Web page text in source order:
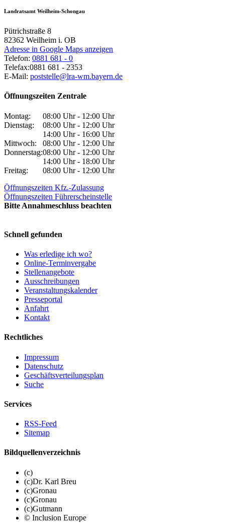
Landratsamt Weilheim-Schongau
Pütrichstraße 8
82362 Weilheim i. OB
Adresse in Google Maps anzeigen
Telefon: 0881 681 - 0
Telefax:0881 681 - 2353
E-Mail: poststelle@lra-wm.bayern.de
Öffnungszeiten Zentrale
Montag:
08:00 Uhr - 12:00 Uhr
Dienstag:
08:00 Uhr - 12:00 Uhr
14:00 Uhr - 16:00 Uhr
Mittwoch:
08:00 Uhr - 12:00 Uhr
Donnerstag:08:00 Uhr - 12:00 Uhr
14:00 Uhr - 18:00 Uhr
Freitag:
08:00 Uhr - 12:00 Uhr
Öffnungszeiten Kfz.-Zulassung
Öffnungszeiten Führerscheinstelle
Bitte Annahmeschluss beachten
Schnell gefunden
Was erledige ich wo?
Online-Terminvergabe
Stellenangebote
Ausschreibungen
Veranstaltungskalender
Presseportal
Anfahrt
Kontakt
Rechtliches
Impressum
Datenschutz
Geschäftsverteilungsplan
Suche
Services
RSS-Feed
Sitemap
Bildquellenverzeichnis
(c)
(c)Dr. Karl Breu
(c)Gronau
(c)Gronau
(c)Gutmann
© Inclusion Europe